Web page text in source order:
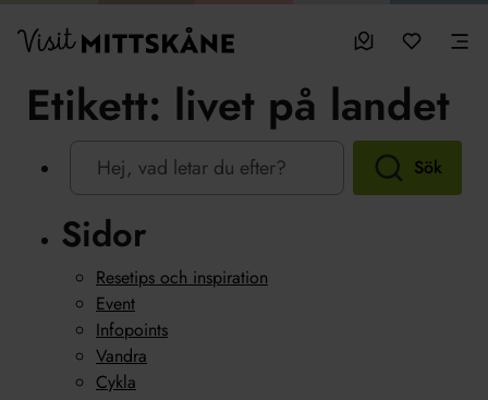
Hoppa till huvudinnehållet
Visit MittSkåne
BesöksmålMina
Etikett: livet på landet
Sök
Sidor
Resetips och inspiration
Event
Infopoints
Vandra
Cykla